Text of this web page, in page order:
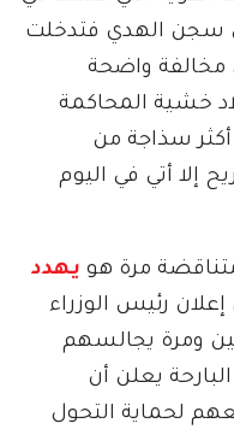
سجن الهدي فتدخلت
واضحة
خشية المحاكمة
أكثر سذاجة من
إلا أتي في اليوم
مرة هو يهدد
رئيس الوزراء
ومرة يجالسهم
يعلن أن
لحماية التحول